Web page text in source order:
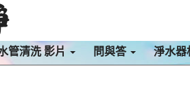
管清洗 影片 問與答 淨水器